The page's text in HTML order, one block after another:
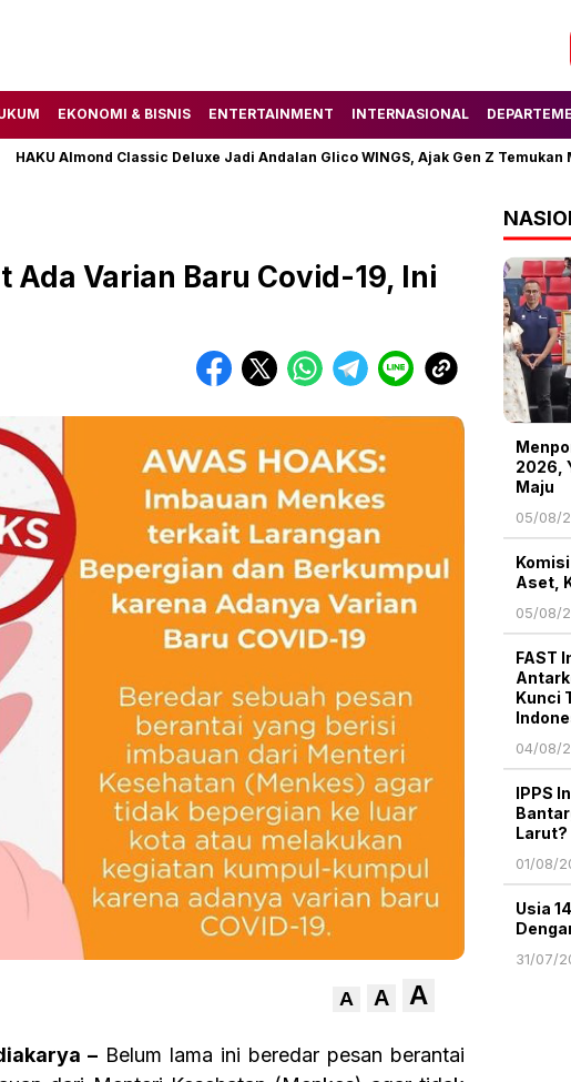
EKONOMI & BISNIS ENTERTAINMENT INTERNASIONAL
Almond Classic Deluxe Jadi Andalan Glico WINGS, Ajak Gen Z Temukan
Ada Varian Baru Covid-19, Ini
A A A
– Belum lama ini beredar pesan berantai
2026,
Maju
05/08/
Aset,
05/08/
FAST
Kunci
04/08/
IPPS
Larut?
01/08/
Usia
31/07/